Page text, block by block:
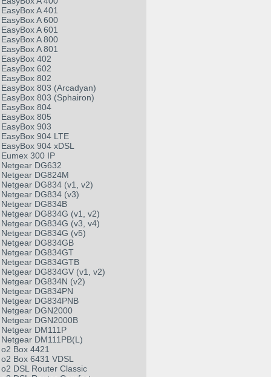
EasyBox A 401
EasyBox A 600
EasyBox A 601
EasyBox A 800
EasyBox A 801
EasyBox 402
EasyBox 602
EasyBox 802
EasyBox 803 (Arcadyan)
EasyBox 803 (Sphairon)
EasyBox 804
EasyBox 805
EasyBox 903
EasyBox 904 LTE
EasyBox 904 xDSL
Eumex 300 IP
Netgear DG632
Netgear DG824M
Netgear DG834 (v1, v2)
Netgear DG834 (v3)
Netgear DG834B
Netgear DG834G (v1, v2)
Netgear DG834G (v3, v4)
Netgear DG834G (v5)
Netgear DG834GB
Netgear DG834GT
Netgear DG834GTB
Netgear DG834GV (v1, v2)
Netgear DG834N (v2)
Netgear DG834PN
Netgear DG834PNB
Netgear DGN2000
Netgear DGN2000B
Netgear DM111P
Netgear DM111PB(L)
o2 Box 4421
o2 Box 6431 VDSL
o2 DSL Router Classic